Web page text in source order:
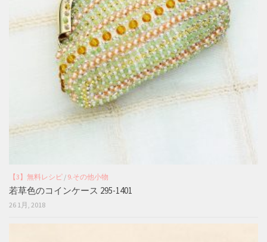
【3】無料レシピ / 9.その他小物
若草色のコインケース 295-1401
26 1月, 2018